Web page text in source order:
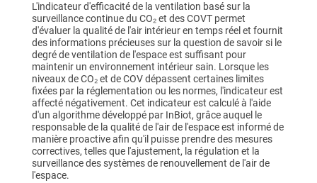
L'indicateur d'efficacité de la ventilation basé sur la
surveillance continue du CO₂ et des COVT permet
d'évaluer la qualité de l'air intérieur en temps réel et fournit
des informations précieuses sur la question de savoir si le
degré de ventilation de l'espace est suffisant pour
maintenir un environnement intérieur sain. Lorsque les
niveaux de CO₂ et de COV dépassent certaines limites
fixées par la réglementation ou les normes, l'indicateur est
affecté négativement. Cet indicateur est calculé à l'aide
d'un algorithme développé par InBiot, grâce auquel le
responsable de la qualité de l'air de l'espace est informé de
manière proactive afin qu'il puisse prendre des mesures
correctives, telles que l'ajustement, la régulation et la
surveillance des systèmes de renouvellement de l'air de
l'espace.